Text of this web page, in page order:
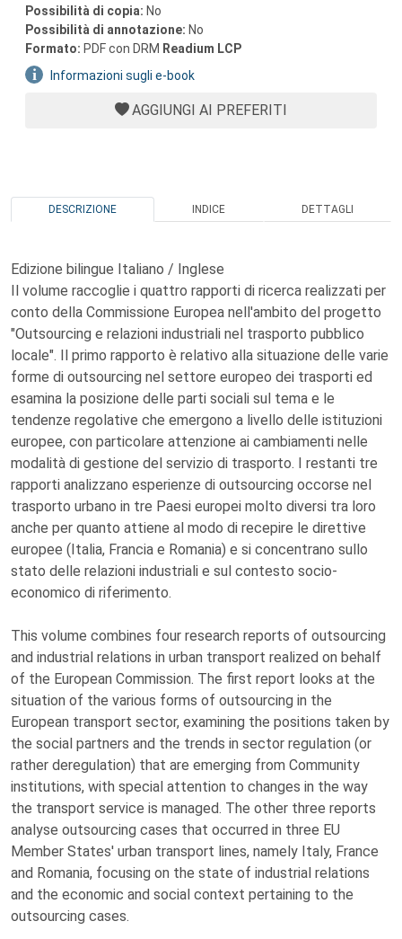
Possibilità di copia: No
Possibilità di annotazione: No
Formato: PDF con DRM Readium LCP
Informazioni sugli e-book
AGGIUNGI AI PREFERITI
DESCRIZIONE INDICE DETTAGLI
Edizione bilingue Italiano / Inglese
Il volume raccoglie i quattro rapporti di ricerca realizzati per
conto della Commissione Europea nell'ambito del progetto
"Outsourcing e relazioni industriali nel trasporto pubblico
locale". Il primo rapporto è relativo alla situazione delle varie
forme di outsourcing nel settore europeo dei trasporti ed
esamina la posizione delle parti sociali sul tema e le
tendenze regolative che emergono a livello delle istituzioni
europee, con particolare attenzione ai cambiamenti nelle
modalità di gestione del servizio di trasporto. I restanti tre
rapporti analizzano esperienze di outsourcing occorse nel
trasporto urbano in tre Paesi europei molto diversi tra loro
anche per quanto attiene al modo di recepire le direttive
europee (Italia, Francia e Romania) e si concentrano sullo
stato delle relazioni industriali e sul contesto socio-
economico di riferimento.
This volume combines four research reports of outsourcing
and industrial relations in urban transport realized on behalf
of the European Commission. The first report looks at the
situation of the various forms of outsourcing in the
European transport sector, examining the positions taken by
the social partners and the trends in sector regulation (or
rather deregulation) that are emerging from Community
institutions, with special attention to changes in the way
the transport service is managed. The other three reports
analyse outsourcing cases that occurred in three EU
Member States' urban transport lines, namely Italy, France
and Romania, focusing on the state of industrial relations
and the economic and social context pertaining to the
outsourcing cases.